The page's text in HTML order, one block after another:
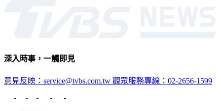
深入時事，一觸即見
意見反映：service@tvbs.com.tw 觀眾服務專線：02-2656-1599